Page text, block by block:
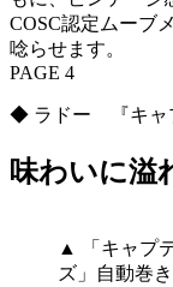
COSC認定ムーブ
唸らせます。
PAGE 4
◆ ラドー 『キャ
味わいに溢
▲ 「キャプ
ズ」自動巻